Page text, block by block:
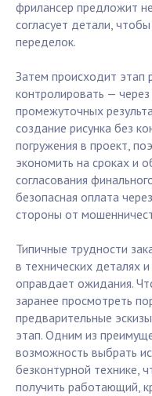
фрилансер предложит
согласует детали,
переделок.
Затем происходит
контролировать —
промежуточных
создание рисунка без
погружения в проект,
экономить на сроках и
согласования
безопасная оплата
стороны от
Типичные трудности
в технических деталях
оправдает ожидания.
заранее просмотреть
предварительные
этап. Одним из
возможность выбрать
безконтурной технике,
получить работающий,